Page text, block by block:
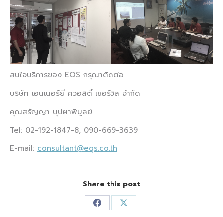
สนใจบริการของ EQS กรุณาติดต่อ
บริษัท เอนเนอร์ยี่ ควอลิตี้ เซอร์วิส จำกัด
คุณสรัญญา บุปผาพิบูลย์
Tel: 02-192-1847-8, 090-669-3639
E-mail: consultant@eqs.co.th
Share this post
Share Share